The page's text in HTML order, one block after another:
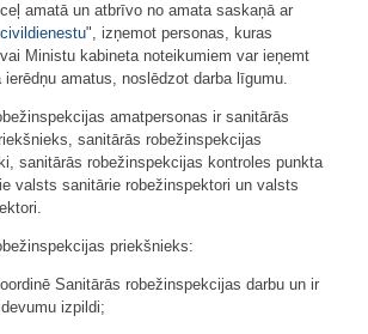
amatā un atbrīvo no amata saskaņā ar
", izņemot personas, kuras
Ministu kabineta noteikumiem var ieņemt
amatus, noslēdzot darba līgumu.
amatpersonas ir sanitārās
sanitārās robežinspekcijas
sanitārās robežinspekcijas kontroles punkta
valsts sanitārie robežinspektori un valsts
priekšnieks:
Sanitārās robežinspekcijas darbu un ir
izpildi;